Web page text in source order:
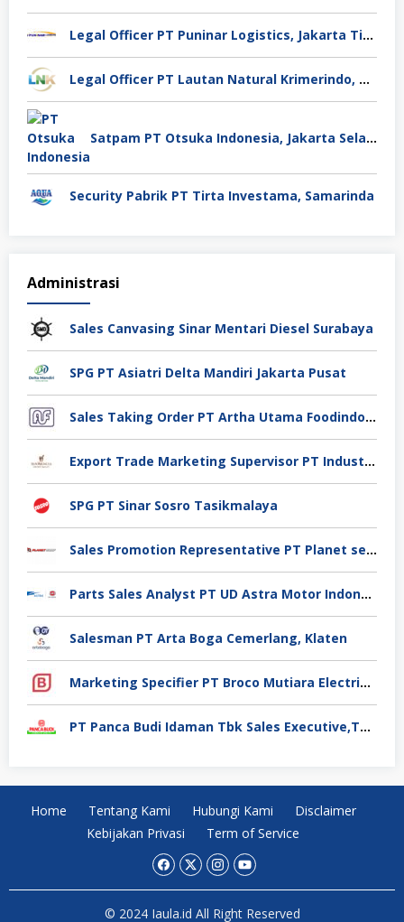
Legal Officer PT Puninar Logistics, Jakarta Timur
Legal Officer PT Lautan Natural Krimerindo, Mojokerto
Satpam PT Otsuka Indonesia, Jakarta Selatan
Security Pabrik PT Tirta Investama, Samarinda
Administrasi
Sales Canvasing Sinar Mentari Diesel Surabaya
SPG PT Asiatri Delta Mandiri Jakarta Pusat
Sales Taking Order PT Artha Utama Foodindo Tangerang
Export Trade Marketing Supervisor PT Industri Jamu Dan Farmasi Sido Muncul Tbk, Jakarta
SPG PT Sinar Sosro Tasikmalaya
Sales Promotion Representative PT Planet selancar Mandiri, Pontianak
Parts Sales Analyst PT UD Astra Motor Indonesia, Jakarta Utara
Salesman PT Arta Boga Cemerlang, Klaten
Marketing Specifier PT Broco Mutiara Electrical Industry, Tangerang
PT Panca Budi Idaman Tbk Sales Executive,Tangerang
Home Tentang Kami Hubungi Kami
Disclaimer
Kebijakan Privasi
Term of Service
© 2024 Iaula.id All Right Reserved